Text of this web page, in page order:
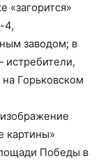
«загорится»
4,
заводом; в
Горьковском
картины»
Победы в